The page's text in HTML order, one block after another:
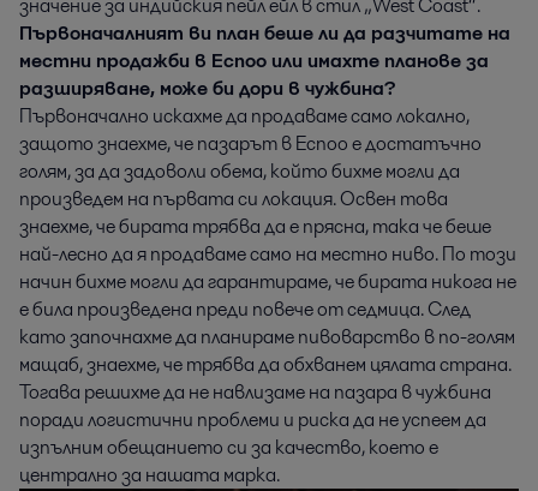
значение за индийския пейл ейл в стил „West Coast“.
Първоначалният ви план беше ли да разчитате на
местни продажби в Еспоо или имахте планове за
разширяване, може би дори в чужбина?
Първоначално искахме да продаваме само локално,
защото знаехме, че пазарът в Еспоо е достатъчно
голям, за да задоволи обема, който бихме могли да
произведем на първата си локация. Освен това
знаехме, че бирата трябва да е прясна, така че беше
най-лесно да я продаваме само на местно ниво. По този
начин бихме могли да гарантираме, че бирата никога не
е била произведена преди повече от седмица. След
като започнахме да планираме пивоварство в по-голям
мащаб, знаехме, че трябва да обхванем цялата страна.
Тогава решихме да не навлизаме на пазара в чужбина
поради логистични проблеми и риска да не успеем да
изпълним обещанието си за качество, което е
централно за нашата марка.